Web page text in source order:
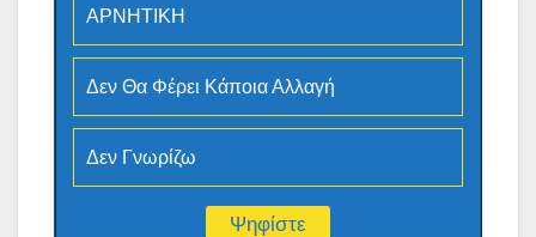
ΑΡΝΗΤΙΚΗ
Δεν Θα Φέρει Κάποια Αλλαγή
Δεν Γνωρίζω